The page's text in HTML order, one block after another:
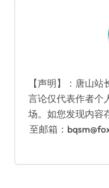
【声明】：唐山
言论仅代表作者个
场。如您发现内容
至邮箱：